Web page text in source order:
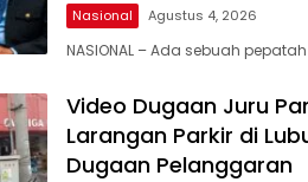
Nasional Agustus 4, 2026
NASIONAL – Ada sebuah
Video Dugaan Juru
Larangan Parkir di
Dugaan Pelanggaran